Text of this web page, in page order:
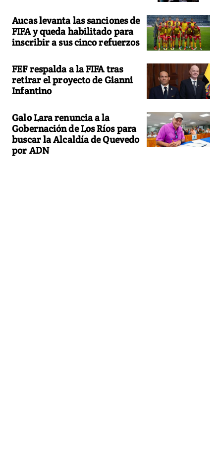
Aucas levanta las sanciones de
FIFA y queda habilitado para
inscribir a sus cinco refuerzos
FEF respalda a la FIFA tras
retirar el proyecto de Gianni
Infantino
Galo Lara renuncia a la
Gobernación de Los Ríos para
buscar la Alcaldía de Quevedo
por ADN